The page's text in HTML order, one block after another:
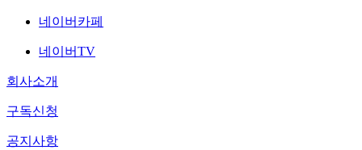
네이버카페
네이버TV
회사소개
구독신청
공지사항